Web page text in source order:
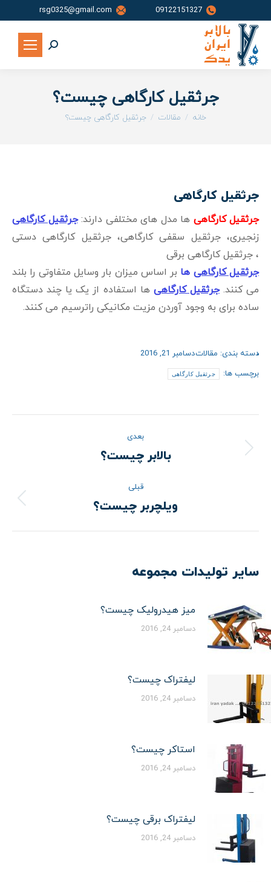
09122151327
rsg0325@gmail.com
جستجو:
جرثقیل کارگاهی چیست؟
شما اینجا هستید:
خانه مقالات جرثقیل کارگاهی چیست؟
جرثقیل کارگاهی
جرثقیل کارگاهی ها مدل های مختلفی دارند:جرثقیل کارگاهی
زنجیری، جرثقیل سقفی کارگاهی، جرثقیل کارگاهی دستی
، جرثقیل کارگاهی برقی
جرثقیل کارگاهی ها بر اساس میزان بار وسایل متفاوتی را بلند
می کنند.جرثقیل کارگاهی ها استفاده از یک یا چند دستگاه
ساده برای به وجود آوردن مزیت مکانیکی راترسیم می کنند.
دسته بندی: مقالاتدسامبر 21, 2016
برچسب ها:
جرثقیل کارگاهی
نوشته
قبلی
نوشته
ویلچربر چیست؟
بعدی
نوشته
بالابر چیست؟
سایر تولیدات مجموعه
میز هیدرولیک چیست؟
دسامبر 24, 2016
لیفتراک چیست؟
دسامبر 24, 2016
استاکر چیست؟
دسامبر 24, 2016
لیفتراک برقی چیست؟
دسامبر 24, 2016